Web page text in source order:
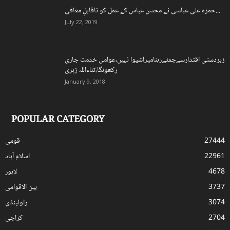
حمزہ علی عباسی نے محسن عباس کے عمل کو ناقابلِ معافی...
July 22, 2019
زبردستی اقتدارسےچمٹےرہنامیراشیوا نہیں،عوامی خدمت جاری
رکھونگا،ثناءاللہ زہری
January 9, 2018
POPULAR CATEGORY
قومی
27444
اسلام آباد
22961
لاہور
4678
بین الاقوامی
3737
راولپنڈی
3074
کراچی
2704